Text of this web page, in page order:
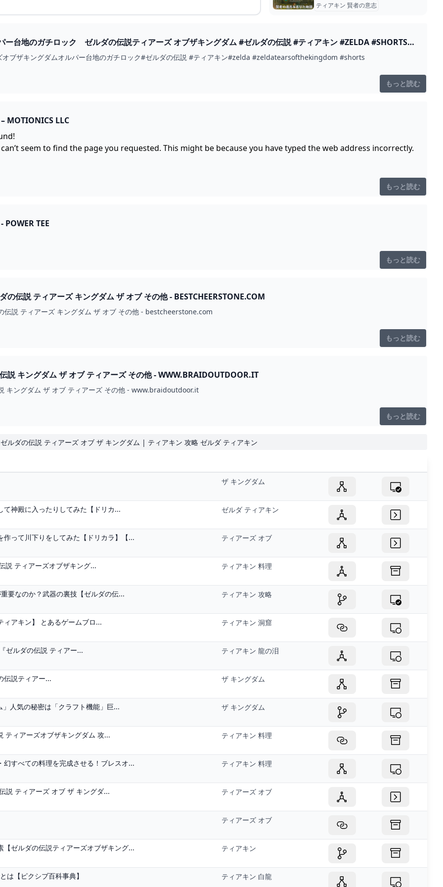
ティアキン 賢者の意志
ー台地のガチロック ゼルダの伝説ティアーズ オブザキングダム #ゼルダの伝説 #ティアキン #ZELDA #SHORTS -
オブザキングダムオルパー台地のガチロック#ゼルダの伝説 #ティアキン#zelda #zeldatearsofthekingdom #shorts
もっと読む
MOTIONICS LLC
seem to find the page you requested. This might be because you have typed the web address incorrectly.
もっと読む
POWER TEE
もっと読む
の伝説 ティアーズ キングダム ザ オブ その他 - BESTCHEERSTONE.COM
伝説 ティアーズ キングダム ザ オブ その他 - bestcheerstone.com
もっと読む
説 キングダム ザ オブ ティアーズ その他 - WWW.BRAIDOUTDOOR.IT
キングダム ザ オブ ティアーズ その他 - www.braidoutdoor.it
もっと読む
ルダの伝説 ティアーズ オブ ザ キングダム | ティアキン 攻略 ゼルダ ティアキン
ザ キングダム
神殿に入ったりしてみた【ドリカ... ゼルダ ティアキン
って川下りをしてみた【ドリカラ】【... ティアーズ オブ
説 ティアーズオブザキング... ティアキン 料理
要なのか？武器の裏技【ゼルダの伝... ティアキン 攻略
アキン】 とあるゲームブロ... ティアキン 洞窟
ゼルダの伝説 ティアー... ティアキン 龍の泪
説ティアー... ザ キングダム
人気の秘密は「クラフト機能」巨... ザ キングダム
ティアーズオブザキングダム 攻... ティアキン 料理
すべての料理を完成させる！ブレスオ... ティアキン 料理
説 ティアーズ オブ ザ キングダ... ティアーズ オブ
ティアーズ オブ
ゼルダの伝説ティアーズオブザキング... ティアキン
は【ピクシブ百科事典】 ティアキン 白龍